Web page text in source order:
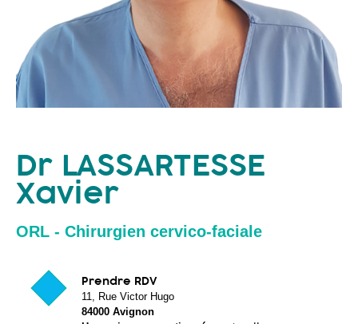
Dr LASSARTESSE
Xavier
ORL - Chirurgien cervico-faciale
Prendre RDV
11, Rue Victor Hugo
84000 Avignon